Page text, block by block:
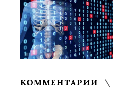
КОММЕНТАРИИ